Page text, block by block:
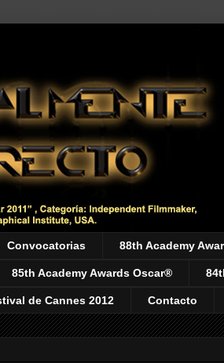
Convocatorias 88th Academy
85th Academy Awards Oscar®
de Cannes 2012 Contacto